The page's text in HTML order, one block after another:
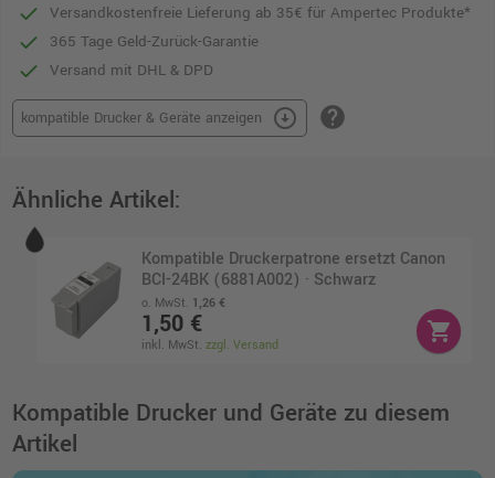
Versandkostenfreie Lieferung ab 35€ für Ampertec Produkte*
365 Tage Geld-Zurück-Garantie
Versand mit DHL & DPD
kompatible Drucker & Geräte anzeigen arrow_circle_down help
Ähnliche Artikel:
Kompatible Druckerpatrone ersetzt Canon
BCI-24BK (6881A002) · Schwarz
o. MwSt. 1,26 €
1,50 €
inkl. MwSt.zzgl. Versand
shopping_cart
Kompatible Drucker und Geräte zu diesem
Artikel